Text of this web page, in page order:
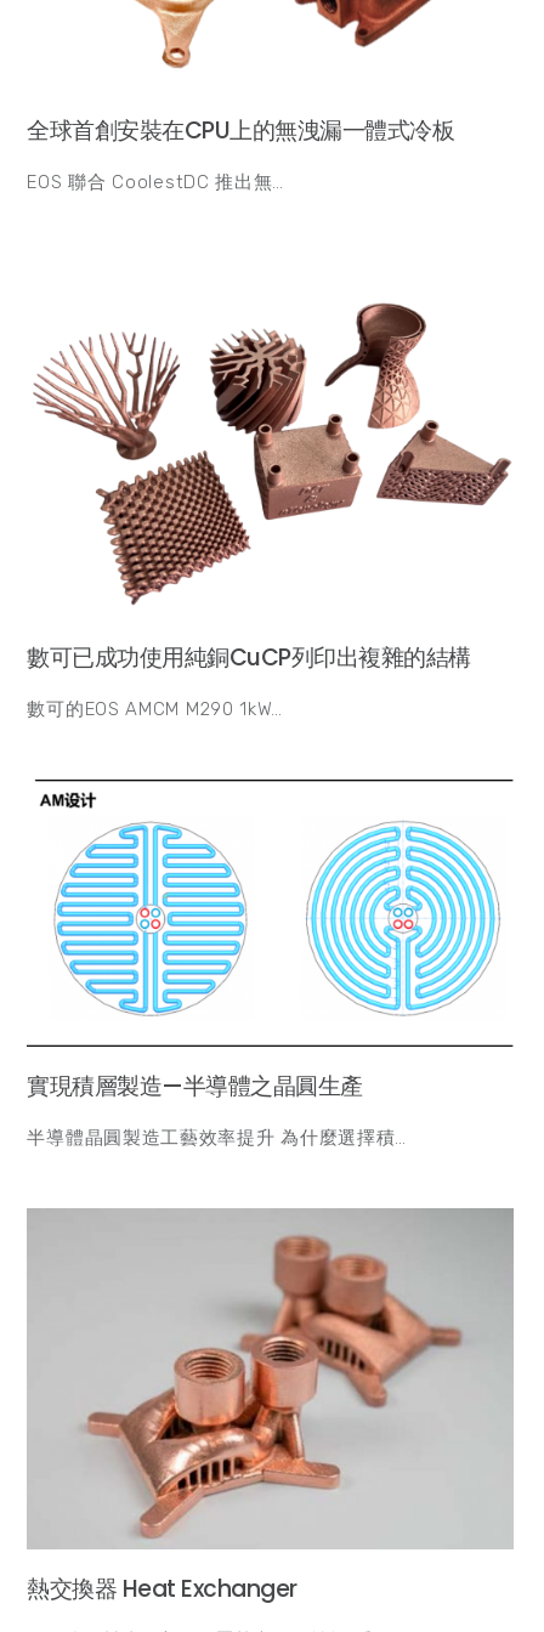
全球首創安裝在CPU上的無洩漏一體式冷板
EOS 聯合 CoolestDC 推出無…
數可已成功使用純銅CuCP列印出複雜的結構
數可的EOS AMCM M290 1kW…
實現積層製造—半導體之晶圓生產
半導體晶圓製造工藝效率提升 為什麼選擇積…
熱交換器 Heat Exchanger